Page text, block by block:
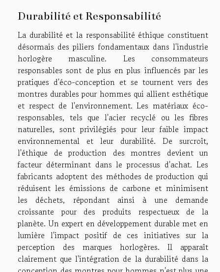
Durabilité et Responsabilité
La durabilité et la responsabilité éthique constituent
désormais des piliers fondamentaux dans l'industrie
horlogère masculine. Les consommateurs
responsables sont de plus en plus influencés par les
pratiques d'éco-conception et se tournent vers des
montres durables pour hommes qui allient esthétique
et respect de l'environnement. Les matériaux éco-
responsables, tels que l'acier recyclé ou les fibres
naturelles, sont privilégiés pour leur faible impact
environnemental et leur durabilité. De surcroît,
l'éthique de production des montres devient un
facteur déterminant dans le processus d'achat. Les
fabricants adoptent des méthodes de production qui
réduisent les émissions de carbone et minimisent
les déchets, répondant ainsi à une demande
croissante pour des produits respectueux de la
planète. Un expert en développement durable met en
lumière l'impact positif de ces initiatives sur la
perception des marques horlogères. Il apparaît
clairement que l'intégration de la durabilité dans la